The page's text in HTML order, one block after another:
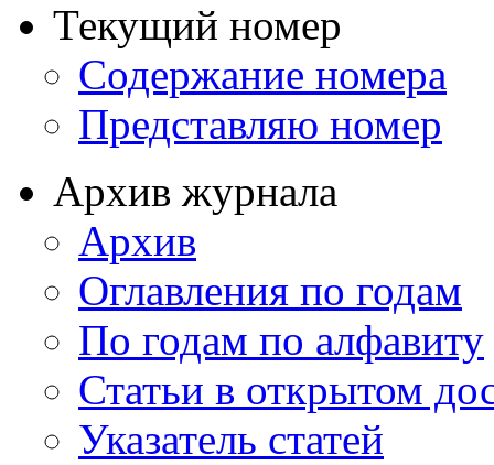
Текущий номер
Содержание номера
Представляю номер
Архив журнала
Архив
Оглавления по годам
По годам по алфавиту
Статьи в открытом
Указатель статей